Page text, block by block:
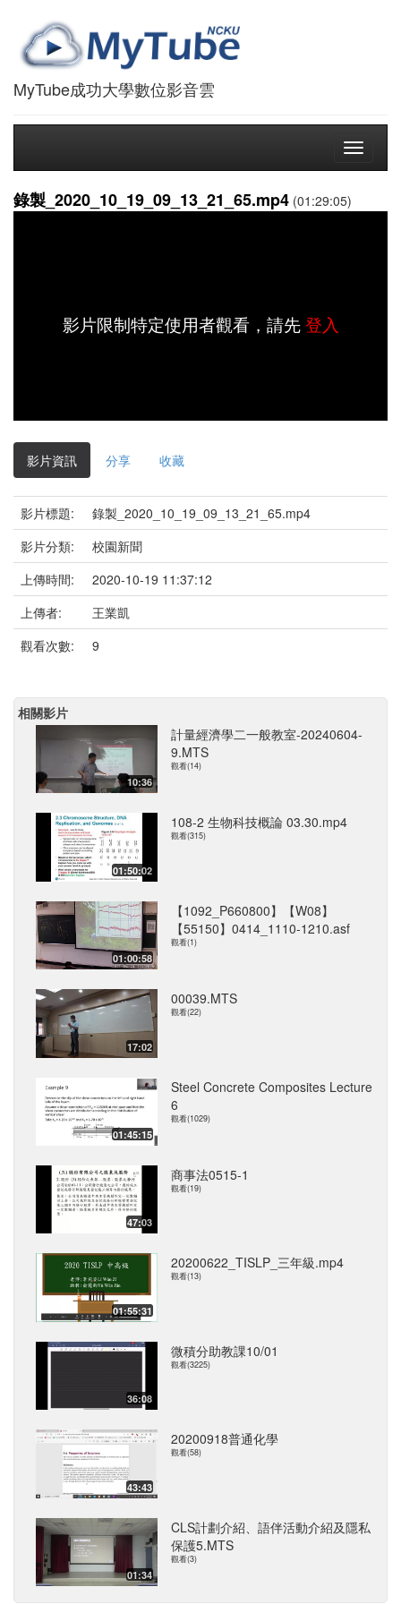
MyTube成功大學數位影音雲
Toggle
錄製_2020_10_19_09_13_21_65.mp4 (01:29:05)
影片限制特定使用者觀看，請先登入
影片資訊 分享 收藏
影片標題:
錄製_2020_10_19_09_13_21_65.mp4
影片分類:
校園新聞
上傳時間:
2020-10-19 11:37:12
上傳者:
王業凱
觀看次數:
9
相關影片
10:36
計量經濟學二一般教室-20240604-
9.MTS
觀看(14)
01:50:02
108-2 生物科技概論 03.30.mp4
觀看(315)
01:00:58
【1092_P660800】【W08】
【55150】0414_1110-1210.asf
觀看(1)
17:02
00039.MTS
觀看(22)
01:45:15
Steel Concrete Composites Lecture
6
觀看(1029)
47:03
商事法0515-1
觀看(19)
01:55:31
20200622_TISLP_三年級.mp4
觀看(13)
36:08
微積分助教課10/01
觀看(3225)
43:43
20200918普通化學
觀看(58)
01:34
CLS計劃介紹、語伴活動介紹及隱私
保護5.MTS
觀看(3)